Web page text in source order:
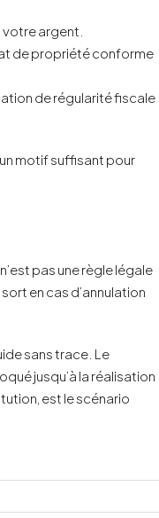
argent.
de propriété conforme
de régularité fiscale
motif suffisant pour
pas une règle légale
en cas d’annulation
sans trace. Le
jusqu’à la réalisation
est le scénario